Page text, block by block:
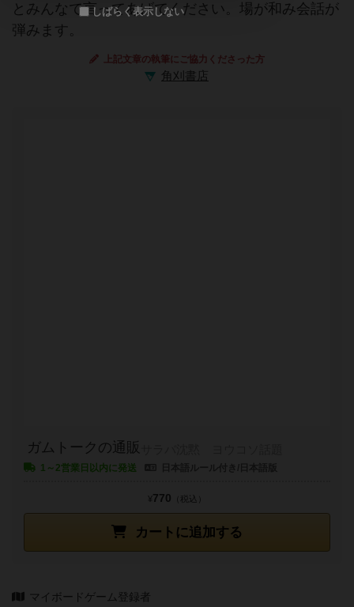
とみんなで言ってあげてください。場が和み会話が
弾みます。
上記文章の執筆にご協力くださった方
角刈書店
ガムトークの通販
1～2営業日以内に発送
カートに追加する
¥770 （税込）
マイボードゲーム登録者
しばらく表示しない